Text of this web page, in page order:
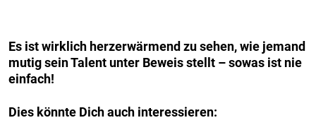
Es ist wirklich herzerwärmend zu sehen, wie jemand
mutig sein Talent unter Beweis stellt – sowas ist nie
einfach!
Dies könnte Dich auch interessieren: